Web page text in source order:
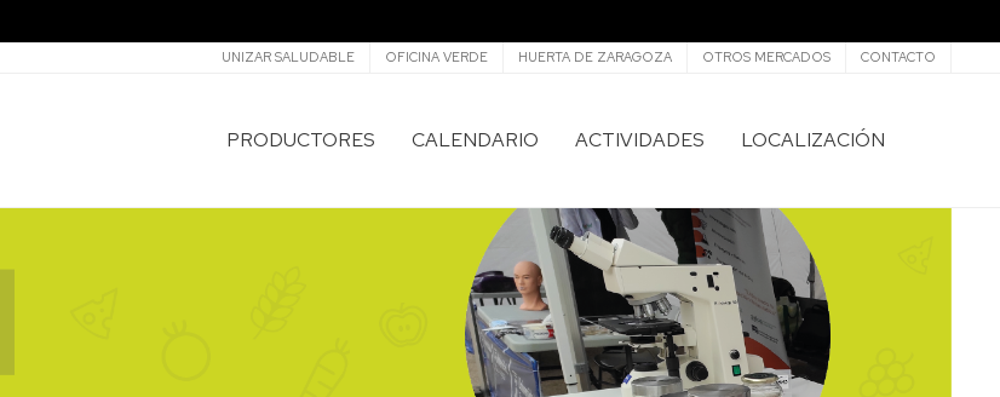
Secundario
UNIZAR SALUDABLE OFICINA VERDE HUERTA DE ZARAGOZA OTROS MERCADOS CONTACTO
PRODUCTORES CALENDARIO ACTIVIDADES LOCALIZACIÓN